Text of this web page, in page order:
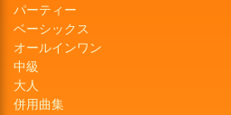
パーティー
ベーシックス
オールインワン
中級
大人
併用曲集